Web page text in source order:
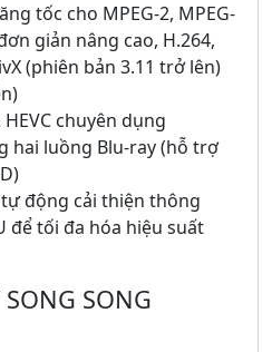
tốc cho MPEG-2, MPEG-
giản nâng cao, H.264,
(phiên bản 3.11 trở lên)
chuyên dụng
hai luồng Blu-ray (hỗ trợ
tự động cải thiện thông
để tối đa hóa hiệu suất
SONG SONG